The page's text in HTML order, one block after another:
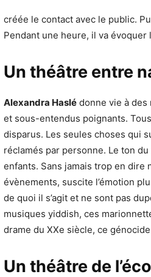
créée le contact avec le public.
Pendant une heure, il va évoquer
Un théâtre entre
Alexandra Haslé donne vie à
et sous-entendus poignants.
disparus. Les seules choses qui
réclamés par personne. Le ton
enfants. Sans jamais trop en dire
évènements, suscite l’émotion
de quoi il s’agit et ne sont pas
musiques yiddish, ces
drame du XXe siècle, ce
Un théâtre de